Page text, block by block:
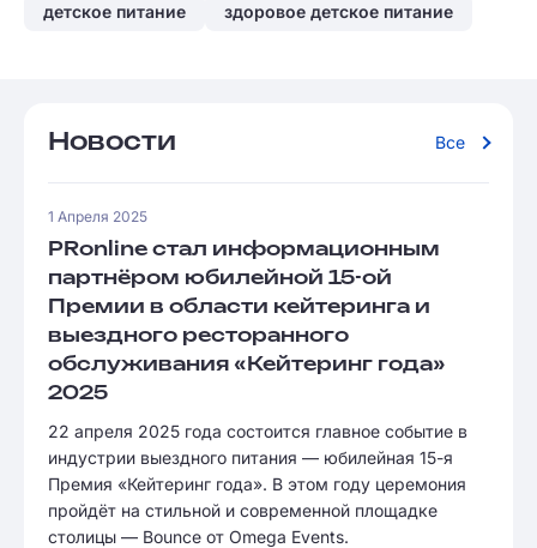
детское питание
здоровое детское питание
Новости Все
1 Апреля 2025
PRonline стал информационным
партнёром юбилейной 15-ой
Премии в области кейтеринга и
выездного ресторанного
обслуживания «Кейтеринг года»
2025
22 апреля 2025 года состоится главное событие в
индустрии выездного питания — юбилейная 15-я
Премия «Кейтеринг года». В этом году церемония
пройдёт на стильной и современной площадке
столицы — Bounce от Omega Events.